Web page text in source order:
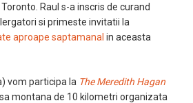
Raul s-a inscris de curand
si primeste invitatii la
aproape saptamanal in aceasta
vom participa la The Meredith Hagan
montana de 10 kilometri organizata